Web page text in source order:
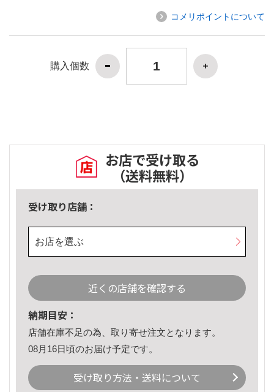
コメリポイントについて
購入個数
お店で受け取る
（送料無料）
受け取り店舗：
お店を選ぶ
近くの店舗を確認する
納期目安：
店舗在庫不足の為、取り寄せ注文となります。
08月16日頃のお届け予定です。
受け取り方法・送料について